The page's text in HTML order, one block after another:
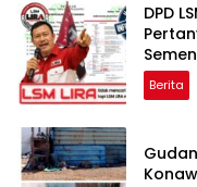
DPD
Berita